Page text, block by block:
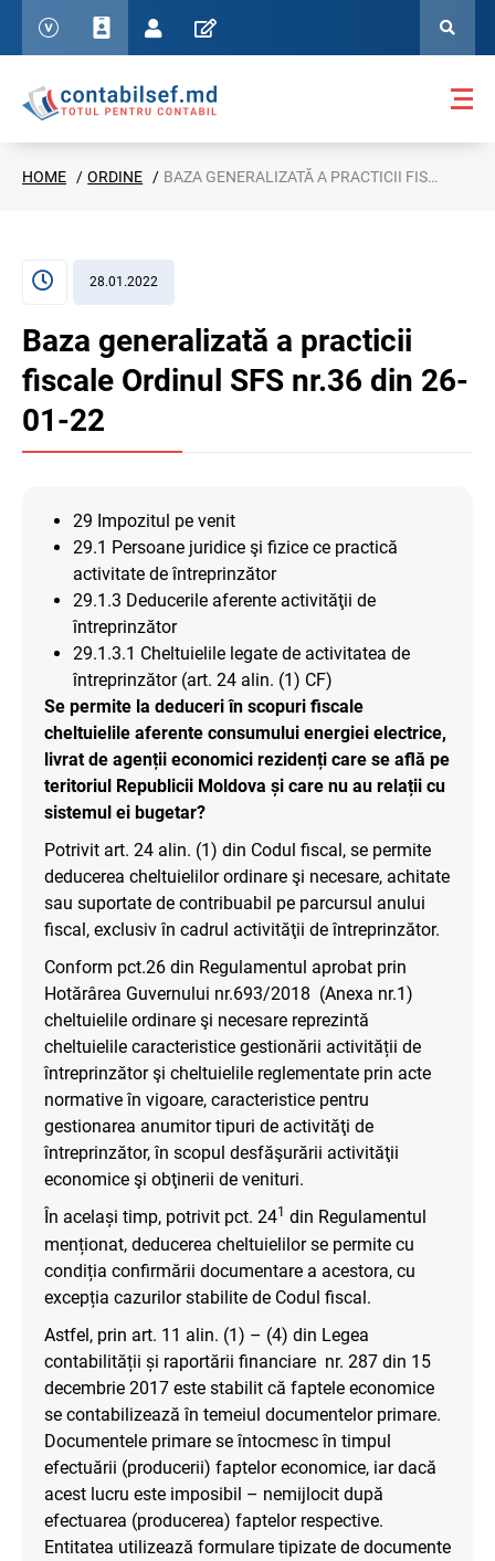
HOME ORDINE BAZA GENERALIZATĂ A PRACTICII FISCALE ORDINUL SFS NR.36 DIN 26-01-22
28.01.2022
Baza generalizată a practicii
fiscale Ordinul SFS nr.36 din 26-
01-22
29 Impozitul pe venit
29.1 Persoane juridice şi fizice ce practică
activitate de întreprinzător
29.1.3 Deducerile aferente activităţii de
întreprinzător
29.1.3.1 Cheltuielile legate de activitatea de
întreprinzător (art. 24 alin. (1) CF)
Se permite la deduceri în scopuri fiscale
cheltuielile aferente consumului energiei electrice,
livrat de agenții economici rezidenți care se află pe
teritoriul Republicii Moldova și care nu au relații cu
sistemul ei bugetar?
Potrivit art. 24 alin. (1) din Codul fiscal, se permite
deducerea cheltuielilor ordinare şi necesare, achitate
sau suportate de contribuabil pe parcursul anului
fiscal, exclusiv în cadrul activităţii de întreprinzător.
Conform pct.26 din Regulamentul aprobat prin
Hotărârea Guvernului nr.693/2018 (Anexa nr.1)
cheltuielile ordinare şi necesare reprezintă
cheltuielile caracteristice gestionării activității de
întreprinzător şi cheltuielile reglementate prin acte
normative în vigoare, caracteristice pentru
gestionarea anumitor tipuri de activităţi de
întreprinzător, în scopul desfăşurării activităţii
economice şi obţinerii de venituri.
În același timp, potrivit pct. 241 din Regulamentul
menționat, deducerea cheltuielilor se permite cu
condiția confirmării documentare a acestora, cu
excepția cazurilor stabilite de Codul fiscal.
Astfel, prin art. 11 alin. (1) – (4) din Legea
contabilității și raportării financiare nr. 287 din 15
decembrie 2017 este stabilit că faptele economice
se contabilizează în temeiul documentelor primare.
Documentele primare se întocmesc în timpul
efectuării (producerii) faptelor economice, iar dacă
acest lucru este imposibil – nemijlocit după
efectuarea (producerea) faptelor respective.
Entitatea utilizează formulare tipizate de documente